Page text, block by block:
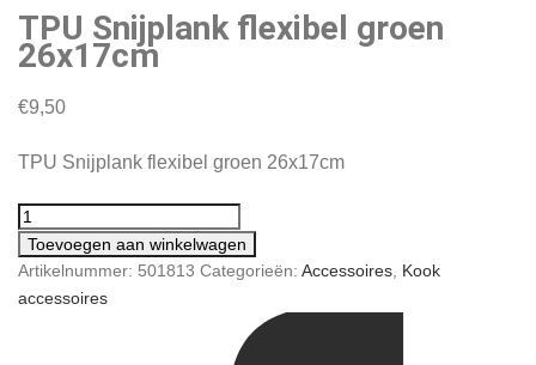
TPU Snijplank flexibel groen
26x17cm
€9,50
TPU Snijplank flexibel groen 26x17cm
Toevoegen aan winkelwagen
Artikelnummer: 501813 Categorieën: Accessoires, Kook
accessoires